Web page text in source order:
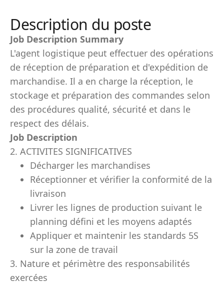
Description du poste
Job Description Summary
L'agent logistique peut effectuer des opérations
de réception de préparation et d'expédition de
marchandise. Il a en charge la réception, le
stockage et préparation des commandes selon
des procédures qualité, sécurité et dans le
respect des délais.
Job Description
2. ACTIVITES SIGNIFICATIVES
Décharger les marchandises
Réceptionner et vérifier la conformité de la
livraison
Livrer les lignes de production suivant le
planning défini et les moyens adaptés
Appliquer et maintenir les standards 5S
sur la zone de travail
3. Nature et périmètre des responsabilités
exercées